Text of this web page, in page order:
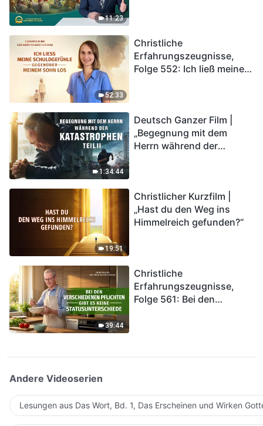
11:23
52:33
Christliche
Erfahrungszeugnisse,
Folge 552: Ich ließ meine
1:34:44
Deutsch Ganzer Film |
„Begegnung mit dem
Herrn während der
in das Königreich Gottes
eintreten?
19:51
Christlicher Kurzfilm |
„Hast du den Weg ins
Himmelreich gefunden?“
39:44
Christliche
Erfahrungszeugnisse,
Folge 561: Bei den
Andere Videoserien
Lesungen aus Das Wort, Bd. 1, Das Erscheinen und Wirken